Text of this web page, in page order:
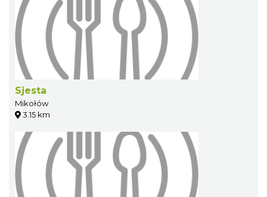
Sjesta
Mikołów
3.15 km